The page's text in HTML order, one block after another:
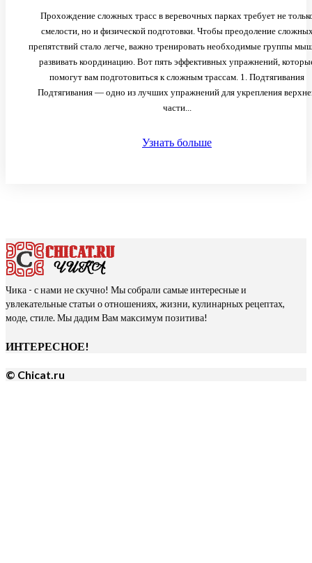
Прохождение сложных трасс в веревочных парках требует не
смелости, но и физической подготовки. Чтобы преодоление
препятствий стало легче, важно тренировать необходимые группы
развивать координацию. Вот пять эффективных упражнений,
помогут вам подготовиться к сложным трассам. 1. Подтягивания
Подтягивания — одно из лучших упражнений для укрепления
части...
Узнать больше
Чика - с нами не скучно! Мы собрали самые интересные и
увлекательные статьи о отношениях, жизни, кулинарных рецептах,
моде, стиле. Мы дадим Вам максимум позитива!
ИНТЕРЕСНОЕ!
© Chicat.ru